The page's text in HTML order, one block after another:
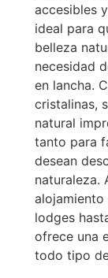
accesibles
ideal para
belleza
necesidad
en lancha.
cristalinas,
natural
tanto para
desean
naturaleza.
alojamiento
lodges
ofrece una
todo tipo